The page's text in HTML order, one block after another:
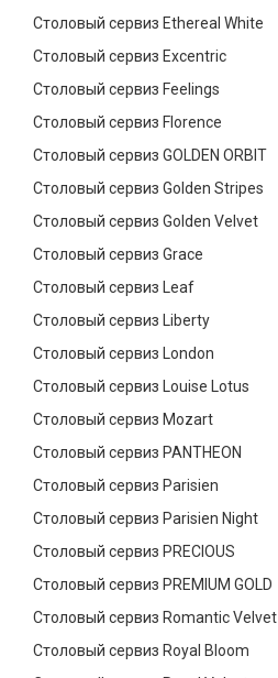
Столовый сервиз Ethereal White
Столовый сервиз Excentric
Столовый сервиз Feelings
Столовый сервиз Florence
Столовый сервиз GOLDEN ORBIT
Столовый сервиз Golden Stripes
Столовый сервиз Golden Velvet
Столовый сервиз Grace
Столовый сервиз Leaf
Столовый сервиз Liberty
Столовый сервиз London
Столовый сервиз Louise Lotus
Столовый сервиз Mozart
Столовый сервиз PANTHEON
Столовый сервиз Parisien
Столовый сервиз Parisien Night
Столовый сервиз PRECIOUS
Столовый сервиз PREMIUM GOLD
Столовый сервиз Romantic Velvet
Столовый сервиз Royal Bloom